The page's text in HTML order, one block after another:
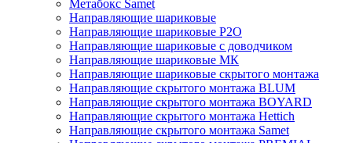
Метабокс Samet
Направляющие шариковые
Направляющие шариковые P2O
Направляющие шариковые с доводчиком
Направляющие шариковые МК
Направляющие шариковые скрытого монтажа
Направляющие скрытого монтажа BLUM
Направляющие скрытого монтажа BOYARD
Направляющие скрытого монтажа Hettich
Направляющие скрытого монтажа Samet